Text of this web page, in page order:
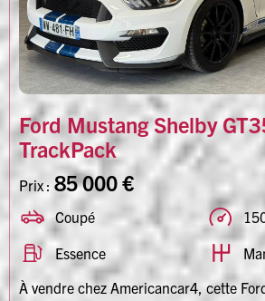
Ford Mustang Shelby
TrackPack
Prix :85 000 €
Coupé
Essence
À vendre chez Americancar4, cette